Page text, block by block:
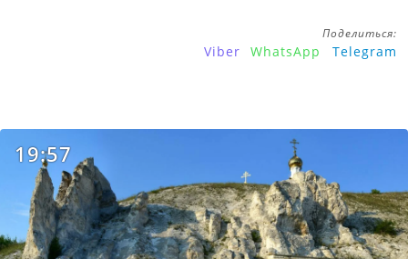
Поделиться:
Viber WhatsApp Telegram
19:57